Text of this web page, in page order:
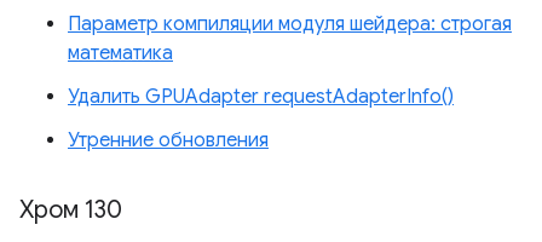
Параметр компиляции модуля шейдера: строгая
математика
Удалить GPUAdapter requestAdapterInfo()
Утренние обновления
Хром 130